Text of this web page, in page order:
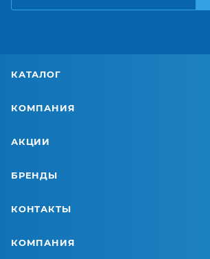
КАТАЛОГ
КОМПАНИЯ
АКЦИИ
БРЕНДЫ
КОНТАКТЫ
КОМПАНИЯ